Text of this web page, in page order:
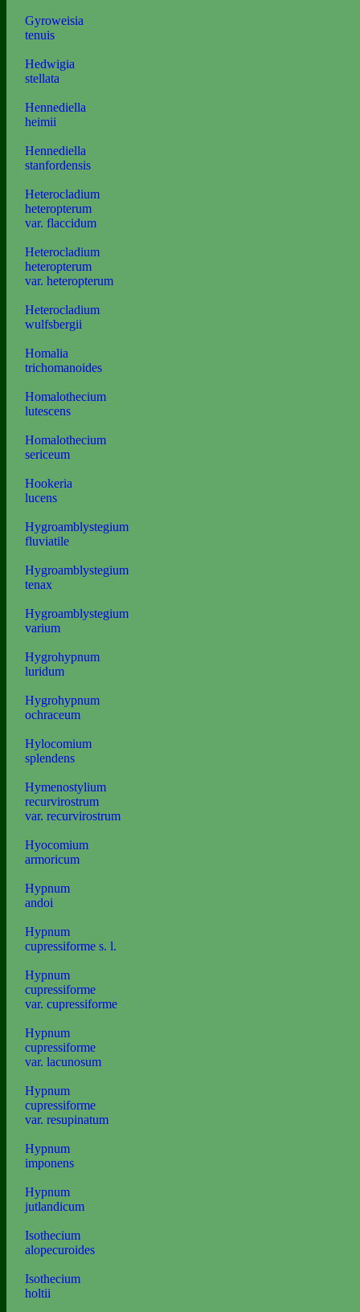
Gyroweisia
tenuis
Hedwigia
stellata
Hennediella
heimii
Hennediella
stanfordensis
Heterocladium
heteropterum
var. flaccidum
Heterocladium
heteropterum
var. heteropterum
Heterocladium
wulfsbergii
Homalia
trichomanoides
Homalothecium
lutescens
Homalothecium
sericeum
Hookeria
lucens
Hygroamblystegium
fluviatile
Hygroamblystegium
tenax
Hygroamblystegium
varium
Hygrohypnum
luridum
Hygrohypnum
ochraceum
Hylocomium
splendens
Hymenostylium
recurvirostrum
var. recurvirostrum
Hyocomium
armoricum
Hypnum
andoi
Hypnum
cupressiforme s. l.
Hypnum
cupressiforme
var. cupressiforme
Hypnum
cupressiforme
var. lacunosum
Hypnum
cupressiforme
var. resupinatum
Hypnum
imponens
Hypnum
jutlandicum
Isothecium
alopecuroides
Isothecium
holtii